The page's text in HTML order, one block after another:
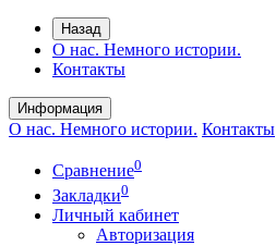
Назад
О нас. Немного истории.
Контакты
Информация
О нас. Немного истории. Контакты
Сравнение0
Закладки0
Личный кабинет
Авторизация